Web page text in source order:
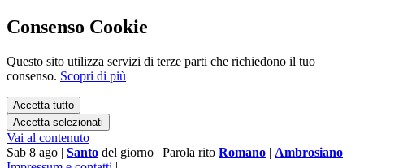
Consenso Cookie
Questo sito utilizza servizi di terze parti che richiedono il tuo
consenso. Scopri di più
Accetta tutto
Accetta selezionati
Vai al contenuto
Sab 8 ago | Santo del giorno | Parola rito Romano | Ambrosiano